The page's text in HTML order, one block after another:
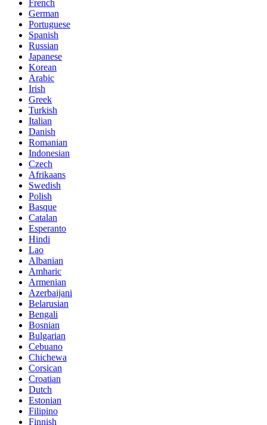
French
German
Portuguese
Spanish
Russian
Japanese
Korean
Arabic
Irish
Greek
Turkish
Italian
Danish
Romanian
Indonesian
Czech
Afrikaans
Swedish
Polish
Basque
Catalan
Esperanto
Hindi
Lao
Albanian
Amharic
Armenian
Azerbaijani
Belarusian
Bengali
Bosnian
Bulgarian
Cebuano
Chichewa
Corsican
Croatian
Dutch
Estonian
Filipino
Finnish